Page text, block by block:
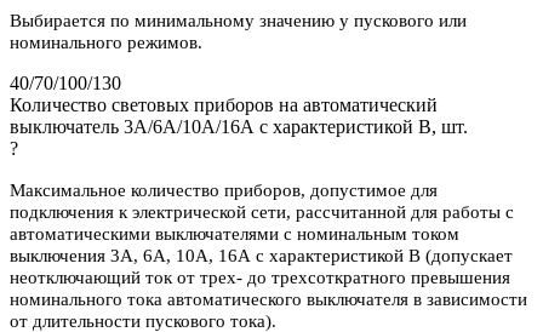
Выбирается по минимальному значению у пускового или
номинального режимов.
40/70/100/130
Количество световых приборов на автоматический
выключатель 3А/6А/10А/16А с характеристикой В, шт.
?
Максимальное количество приборов, допустимое для
подключения к электрической сети, рассчитанной для работы с
автоматическими выключателями с номинальным током
выключения 3А, 6А, 10А, 16А с характеристикой В (допускает
неотключающий ток от трех- до трехсоткратного превышения
номинального тока автоматического выключателя в зависимости
от длительности пускового тока).